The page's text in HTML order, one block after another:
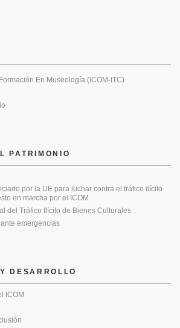
PATRIMONIO
por la UE para luchar contra el tráfico ilícito
en marcha por el ICOM
del Tráfico Ilícito de Bienes Culturales
emergencias
En Museología (ICOM-ITC)
DESARROLLO
ICOM